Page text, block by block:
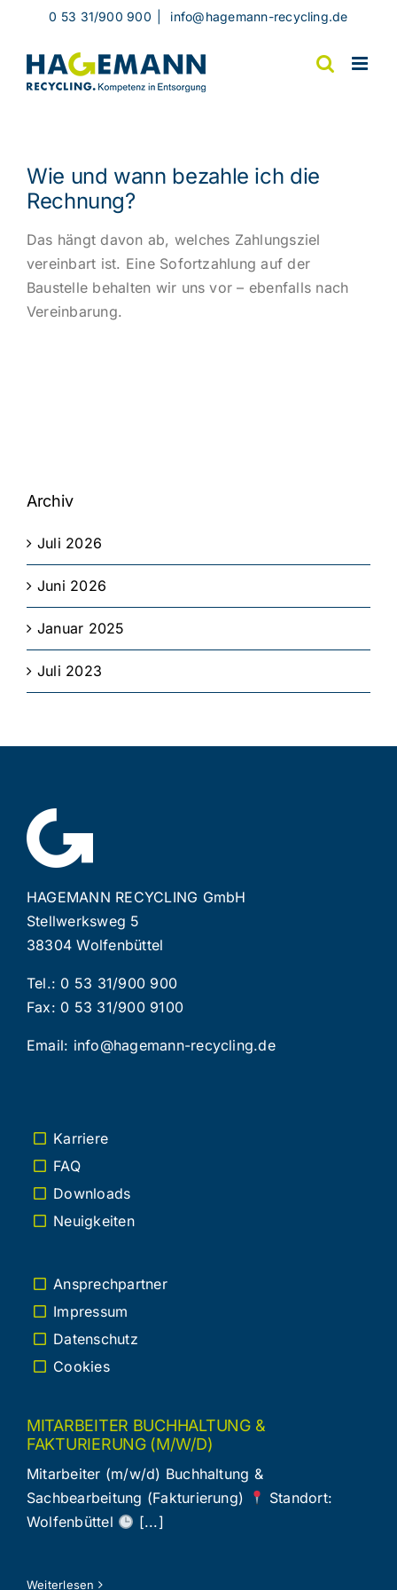
content
0 53 31/900 900 info@hagemann-recycling.de
Wie und wann bezahle ich die
Rechnung?
Das hängt davon ab, welches Zahlungsziel
vereinbart ist. Eine Sofortzahlung auf der
Baustelle behalten wir uns vor – ebenfalls nach
Vereinbarung.
Archiv
Juli 2026
Juni 2026
Januar 2025
Juli 2023
HAGEMANN RECYCLING GmbH
Stellwerksweg 5
38304 Wolfenbüttel
Tel.: 0 53 31/900 900
Fax: 0 53 31/900 9100
Email: info@hagemann-recycling.de
Karriere
FAQ
Downloads
Neuigkeiten
Ansprechpartner
Impressum
Datenschutz
Cookies
MITARBEITER BUCHHALTUNG &
FAKTURIERUNG (M/W/D)
Mitarbeiter (m/w/d) Buchhaltung &
Sachbearbeitung (Fakturierung)
Standort:
Wolfenbüttel
[...]
Weiterlesen